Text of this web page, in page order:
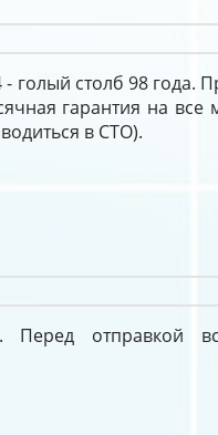
- голый столб 98 года.
гарантия на все
в СТО).
Перед отправкой